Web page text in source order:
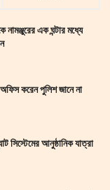
এক ঘন্টার মধ্যে
করেন পুলিশ জানে না
সিস্টেমের আনুষ্ঠানিক যাত্রা